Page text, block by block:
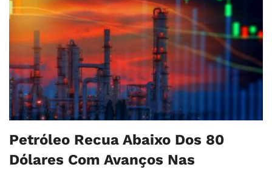
Petróleo Recua Abaixo Dos 80
Dólares Com Avanços Nas